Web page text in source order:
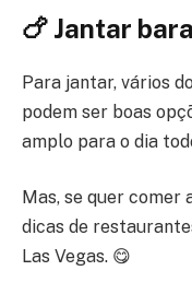
🍗 Jantar
Para jantar, vários
podem ser boas
amplo para o dia
Mas, se quer comer
dicas de
Las Vegas. 😋